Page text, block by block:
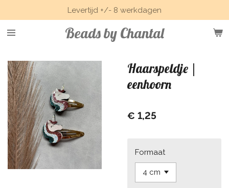
direct
naar
hoofdinhoud
Beads by Chantal
Levertijd +/- 8 werkdagen
Haarspeldje |
eenhoorn
€ 1,25
Formaat